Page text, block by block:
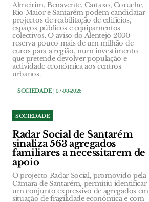
Almeirim, Benavente, Cartaxo, Coruche,
Rio Maior e Santarém podem candidatar
projectos de reabilitação de edifícios,
espaços públicos e equipamentos
colectivos. O aviso do Alentejo 2030
reserva pouco mais de um milhão de
euros para a região, num investimento
que pretende devolver população e
actividade económica aos centros
urbanos.
SOCIEDADE| 07-08-2026
SOCIEDADE
Radar Social de Santarém
sinaliza 563 agregados
familiares a necessitarem de
apoio
O projecto Radar Social, promovido pela
Câmara de Santarém, permitiu identificar
um conjunto expressivo de agregados em
situação de fragilidade económica e com